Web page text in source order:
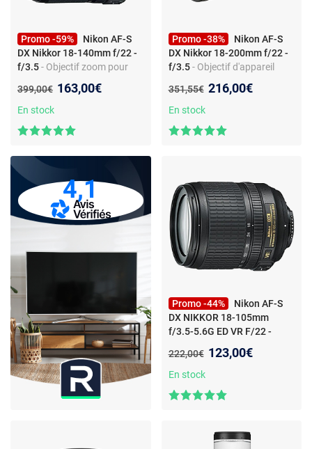
Promo -59%
Nikon AF-S
DX Nikkor 18-140mm f/22 -
f/3.5- Objectif zoom pour
f/3.5-5.6 - VR - monture
Nikon
Ancien prix :
399,00€ Nouveau prix :
163,00€
En stock
Promo -38%
Nikon AF-S
DX Nikkor 18-200mm f/22 -
f/3.5 - Objectif d'appareil
Monture Nikon F - VR - Verre
ED - Lentilles asphériques
Ancien prix :
351,55€ Nouveau prix :
216,00€
En stock
4,1
Promo -44%
Nikon AF-S
DX NIKKOR 18-105mm
f/3.5-5.6G ED VR F/22 -
photo - zoom standard DX -
monture Nikon F -
Ancien prix :
222,00€ Nouveau prix :
123,00€
En stock